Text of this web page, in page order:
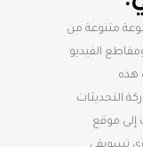
متنوعة من
الفيديو
هذه
التحديثات
إلى موقع